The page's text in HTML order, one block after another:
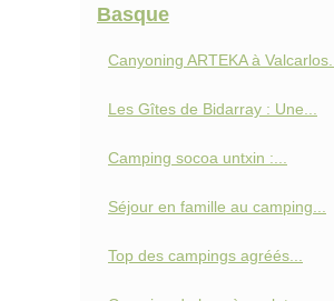
Basque
Canyoning ARTEKA à Valcarlos...
Les Gîtes de Bidarray : Une...
Camping socoa untxin :...
Séjour en famille au camping...
Top des campings agréés...